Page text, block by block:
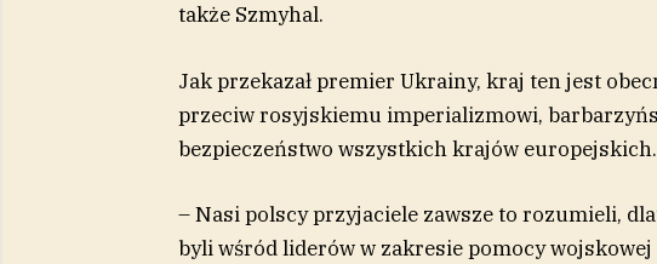
także Szmyhal.
Jak przekazał premier Ukrainy, kraj ten jest
przeciw rosyjskiemu imperializmowi,
bezpieczeństwo wszystkich krajów europejskich.
– Nasi polscy przyjaciele zawsze to rozumieli,
byli wśród liderów w zakresie pomocy